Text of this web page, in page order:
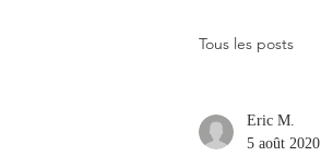
Tous les posts
Elevé
Eric M.
5 août 2020